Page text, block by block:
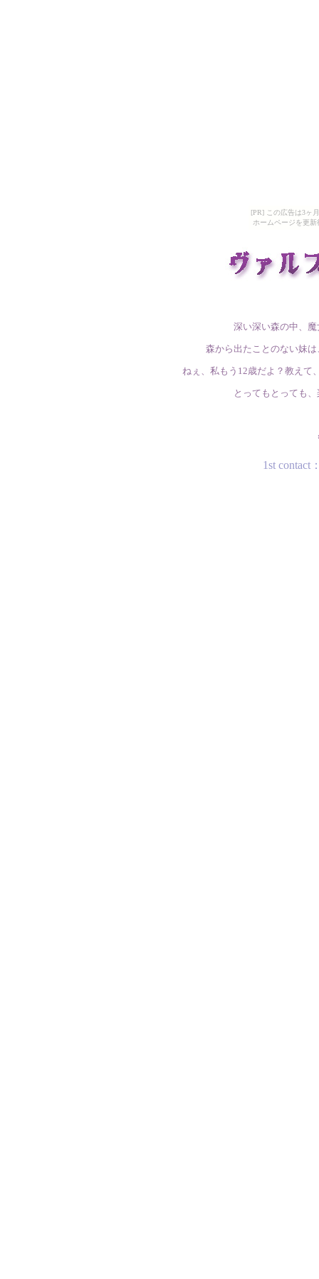
[PR] この広告は3ヶ
ホームページを更
深い深い森の中、
森から出たことのない妹
ねぇ、私もう12歳だよ？教えて
とってもとっても
1st contact